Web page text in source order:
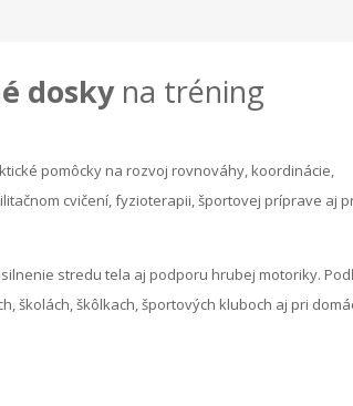
doskyna tréning
pomôcky na rozvoj rovnováhy, koordinácie,
cvičení, fyzioterapii, športovej príprave aj
stredu tela aj podporu hrubej motoriky.
školách, škôlkach, športových kluboch aj pri